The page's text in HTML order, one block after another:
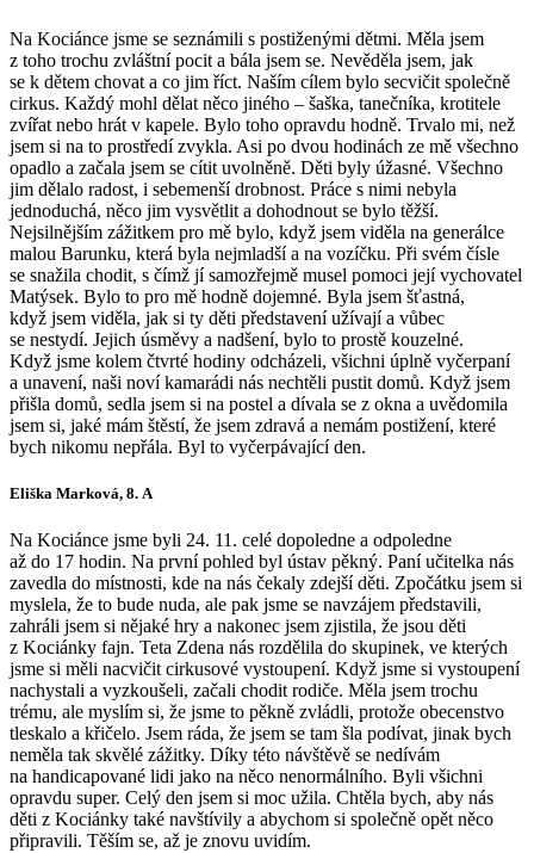
Na Kociánce jsme se seznámili s postiženými dětmi. Měla jsem
z toho trochu zvláštní pocit a bála jsem se. Nevěděla jsem, jak
se k dětem chovat a co jim říct. Naším cílem bylo secvičit společně
cirkus. Každý mohl dělat něco jiného – šaška, tanečníka, krotitele
zvířat nebo hrát v kapele. Bylo toho opravdu hodně. Trvalo mi, než
jsem si na to prostředí zvykla. Asi po dvou hodinách ze mě všechno
opadlo a začala jsem se cítit uvolněně. Děti byly úžasné. Všechno
jim dělalo radost, i sebemenší drobnost. Práce s nimi nebyla
jednoduchá, něco jim vysvětlit a dohodnout se bylo těžší.
Nejsilnějším zážitkem pro mě bylo, když jsem viděla na generálce
malou Barunku, která byla nejmladší a na vozíčku. Při svém čísle
se snažila chodit, s čímž jí samozřejmě musel pomoci její vychovatel
Matýsek. Bylo to pro mě hodně dojemné. Byla jsem šťastná,
když jsem viděla, jak si ty děti představení užívají a vůbec
se nestydí. Jejich úsměvy a nadšení, bylo to prostě kouzelné.
Když jsme kolem čtvrté hodiny odcházeli, všichni úplně vyčerpaní
a unavení, naši noví kamarádi nás nechtěli pustit domů. Když jsem
přišla domů, sedla jsem si na postel a dívala se z okna a uvědomila
jsem si, jaké mám štěstí, že jsem zdravá a nemám postižení, které
bych nikomu nepřála. Byl to vyčerpávající den.
Eliška Marková, 8. A
Na Kociánce jsme byli 24. 11. celé dopoledne a odpoledne
až do 17 hodin. Na první pohled byl ústav pěkný. Paní učitelka nás
zavedla do místnosti, kde na nás čekaly zdejší děti. Zpočátku jsem si
myslela, že to bude nuda, ale pak jsme se navzájem představili,
zahráli jsem si nějaké hry a nakonec jsem zjistila, že jsou děti
z Kociánky fajn. Teta Zdena nás rozdělila do skupinek, ve kterých
jsme si měli nacvičit cirkusové vystoupení. Když jsme si vystoupení
nachystali a vyzkoušeli, začali chodit rodiče. Měla jsem trochu
trému, ale myslím si, že jsme to pěkně zvládli, protože obecenstvo
tleskalo a křičelo. Jsem ráda, že jsem se tam šla podívat, jinak bych
neměla tak skvělé zážitky. Díky této návštěvě se nedívám
na handicapované lidi jako na něco nenormálního. Byli všichni
opravdu super. Celý den jsem si moc užila. Chtěla bych, aby nás
děti z Kociánky také navštívily a abychom si společně opět něco
připravili. Těším se, až je znovu uvidím.